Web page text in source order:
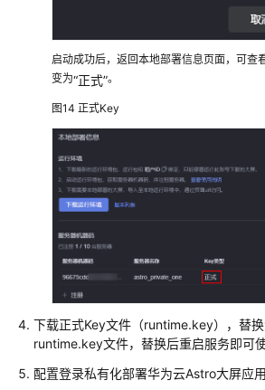
启动成功后，返回本地部署信息页面，可查
变为“正式”。
图14 正式Key
下载正式Key文件（runtime.key），替
runtime.key文件，替换后重启服务即可使
配置登录私有化部署华为云Astro大屏应